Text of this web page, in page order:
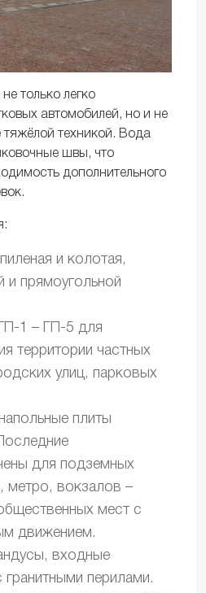
только легко
автомобилей, но и не
техникой. Вода
швы, что
дополнительного
и колотая,
и прямоугольной
1 – ГП-5 для
территории частных
улиц, парковых
плиты
для подземных
метро, вокзалов –
мест с
движением.
входные
гранитными перилами.